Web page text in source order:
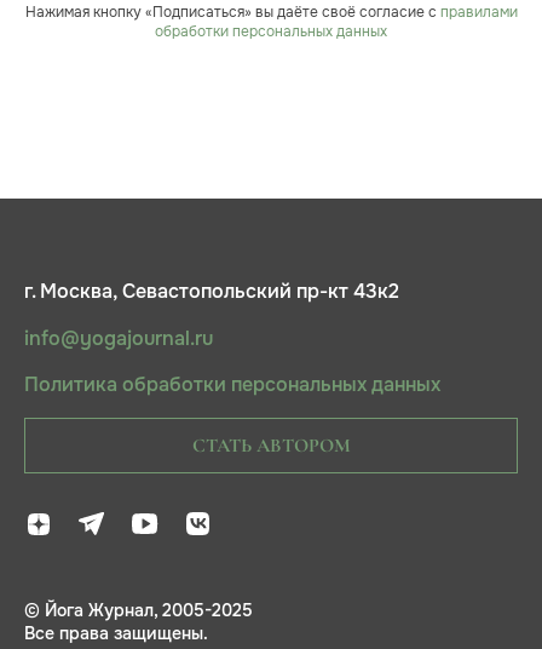
Нажимая кнопку «Подписаться» вы даёте своё согласие с правилами
обработки персональных данных
г. Москва, Севастопольский пр-кт 43к2
info@yogajournal.ru
Политика обработки персональных данных
СТАТЬ АВТОРОМ
© Йога Журнал, 2005-2025
Все права защищены.